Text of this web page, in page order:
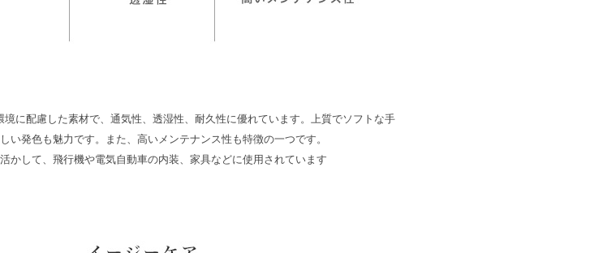
に配慮した素材で、通気性、透湿性、耐久性に優れています。上質でソフトな手
い発色も魅力です。また、高いメンテナンス性も特徴の一つです。
かして、飛行機や電気自動車の内装、家具などに使用されています